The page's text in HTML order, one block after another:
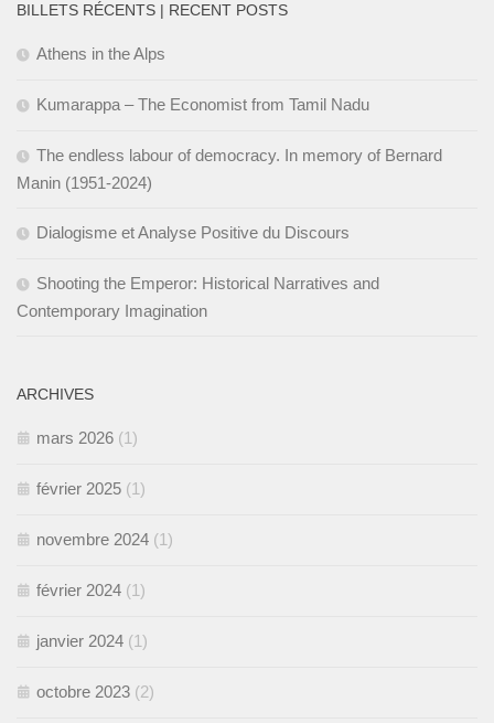
BILLETS RÉCENTS | RECENT POSTS
Athens in the Alps
Kumarappa – The Economist from Tamil Nadu
The endless labour of democracy. In memory of Bernard
Manin (1951-2024)
Dialogisme et Analyse Positive du Discours
Shooting the Emperor: Historical Narratives and
Contemporary Imagination
ARCHIVES
mars 2026 (1)
février 2025 (1)
novembre 2024 (1)
février 2024 (1)
janvier 2024 (1)
octobre 2023 (2)